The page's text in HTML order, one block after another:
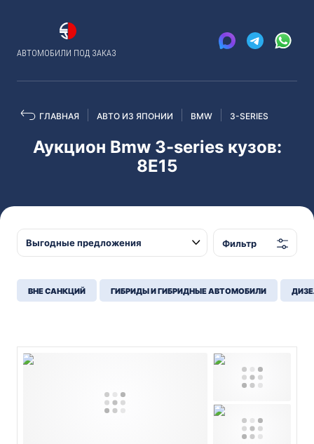
АВТОМОБИЛИ ПОД ЗАКАЗ
ГЛАВНАЯ АВТО ИЗ ЯПОНИИ BMW 3-SERIES
Аукцион Bmw 3-series кузов:
8E15
Фильтр
ВНЕ САНКЦИЙ ГИБРИДЫ И ГИБРИДНЫЕ АВТОМОБИЛИ